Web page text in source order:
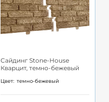
Сайдинг Stone-House
Кварцит, темно-бежевый
Цвет: темно-бежевый